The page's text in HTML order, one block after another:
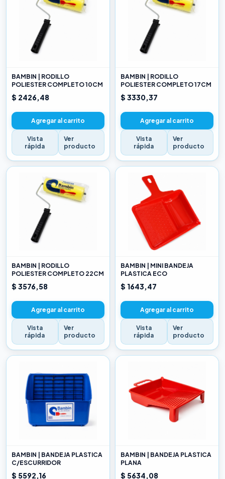
BAMBIN | RODILLO
POLIESTER COMPLETO 10CM
$ 2426,48
Agregar al carrito
Vista
rápida
Ver
producto
BAMBIN | RODILLO
POLIESTER COMPLETO 17CM
$ 3330,37
Agregar al carrito
Vista
rápida
Ver
producto
BAMBIN | RODILLO
POLIESTER COMPLETO 22CM
$ 3576,58
Agregar al carrito
Vista
rápida
Ver
producto
BAMBIN | MINI BANDEJA
PLASTICA ECO
$ 1643,47
Agregar al carrito
Vista
rápida
Ver
producto
BAMBIN | BANDEJA PLASTICA
C/ESCURRIDOR
$ 5592,16
BAMBIN | BANDEJA PLASTICA
PLANA
$ 5634,08